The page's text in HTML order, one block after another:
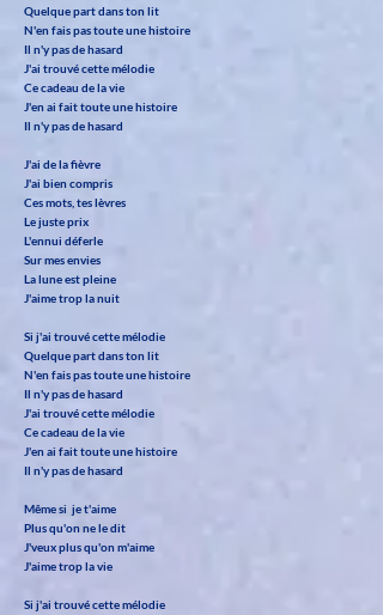
Quelque part dans ton lit
N'en fais pas toute une histoire
Il n'y pas de hasard
J'ai trouvé cette mélodie
Ce cadeau de la vie
J'en ai fait toute une histoire
Il n'y pas de hasard
J'ai de la fièvre
J'ai bien compris
Ces mots, tes lèvres
Le juste prix
L'ennui déferle
Sur mes envies
La lune est pleine
J'aime trop la nuit
Si j'ai trouvé cette mélodie
Quelque part dans ton lit
N'en fais pas toute une histoire
Il n'y pas de hasard
J'ai trouvé cette mélodie
Ce cadeau de la vie
J'en ai fait toute une histoire
Il n'y pas de hasard
Même si je t'aime
Plus qu'on ne le dit
J'veux plus qu'on m'aime
J'aime trop la vie
Si j'ai trouvé cette mélodie